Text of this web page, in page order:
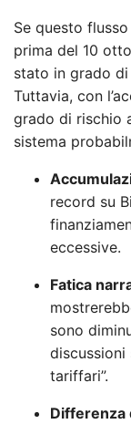
Se questo
prima del 10
stato in grado
Tuttavia, con
grado di rischio
sistema
record su
eccessive.
Fatica
sono
discussioni
tariffari”.
Differenza